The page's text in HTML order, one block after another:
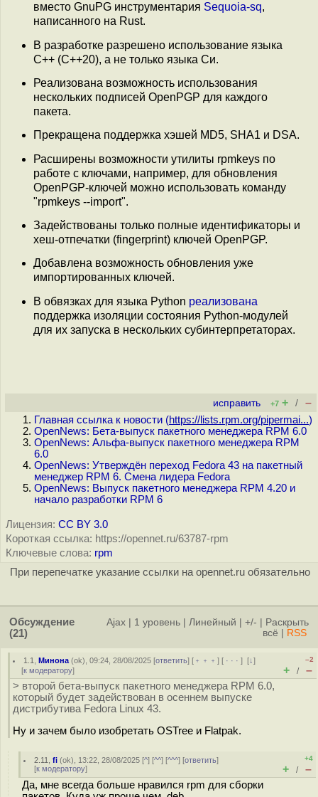
вместо GnuPG инструментария Sequoia-sq,
написанного на Rust.
В разработке разрешено использование языка
C++ (C++20), а не только языка Си.
Реализована возможность использования
нескольких подписей OpenPGP для каждого
пакета.
Прекращена поддержка хэшей MD5, SHA1 и DSA.
Расширены возможности утилиты rpmkeys по
работе с ключами, например, для обновления
OpenPGP-ключей можно использовать команду
"rpmkeys --import".
Задействованы только полные идентификаторы и
хеш-отпечатки (fingerprint) ключей OpenPGP.
Добавлена возможность обновления уже
импортированных ключей.
В обвязках для языка Python реализована
поддержка изоляции состояния Python-модулей
для их запуска в нескольких субинтерпретаторах.
исправить +7 + / –
Главная ссылка к новости (https://lists.rpm.org/pipermai...)
OpenNews: Бета-выпуск пакетного менеджера RPM 6.0
OpenNews: Альфа-выпуск пакетного менеджера RPM
6.0
OpenNews: Утверждён переход Fedora 43 на пакетный
менеджер RPM 6. Смена лидера Fedora
OpenNews: Выпуск пакетного менеджера RPM 4.20 и
начало разработки RPM 6
Лицензия: CC BY 3.0
Короткая ссылка: https://opennet.ru/63787-rpm
Ключевые слова: rpm
При перепечатке указание ссылки на opennet.ru обязательно
Обсуждение
(21)
Ajax 1 уровень Линейный +/-
Раскрыть
всё
RSS
1.1 ,Минона (ok), 09:24, 28/08/2025 [ответить] [ ﹢﹢﹢] [ · · ·][↓]
[к модератору]
–2
+ / –
> второй бета-выпуск пакетного менеджера RPM 6.0,
который будет задействован в осеннем выпуске
дистрибутива Fedora Linux 43.
Ну и зачем было изобретать OSTree и Flatpak.
2.11 ,fi (ok), 13:22, 28/08/2025 [^] [^^] [^^^] [ответить]
[к модератору]
+4
+ / –
Да, мне всегда больше нравился rpm для сборки